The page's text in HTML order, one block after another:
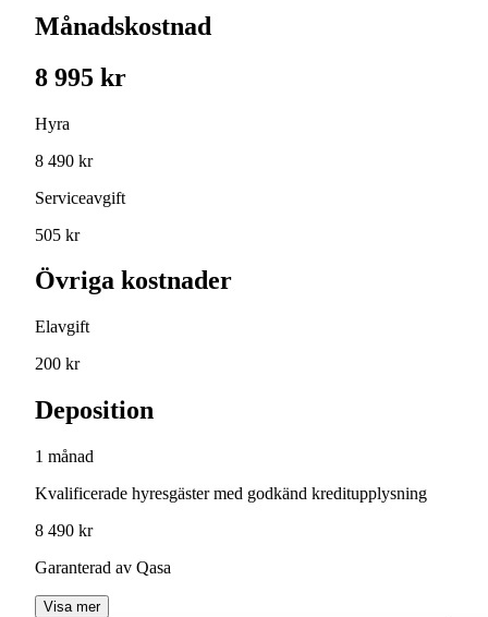
Månadskostnad
8 995 kr
Hyra
8 490 kr
Serviceavgift
505 kr
Övriga kostnader
Elavgift
200 kr
Deposition
1 månad
Kvalificerade hyresgäster med godkänd kreditupplysning
8 490 kr
Garanterad av Qasa
Visa mer